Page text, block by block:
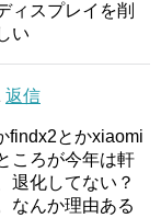
ィスプレイを削
い
返信
findx2とかxiaomi
ころが今年は軒
退化してない？
なんか理由ある